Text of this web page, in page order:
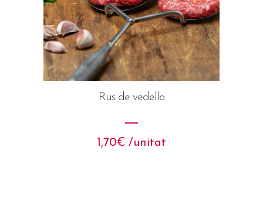
Rus de vedella
1,70€ /unitat